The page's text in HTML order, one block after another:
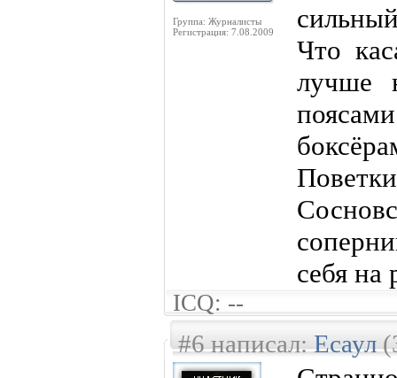
Группа: Журналисты
Регистрация: 7.08.2009
Что
лучше
себя на
ICQ: --
#6 написал:Есаул